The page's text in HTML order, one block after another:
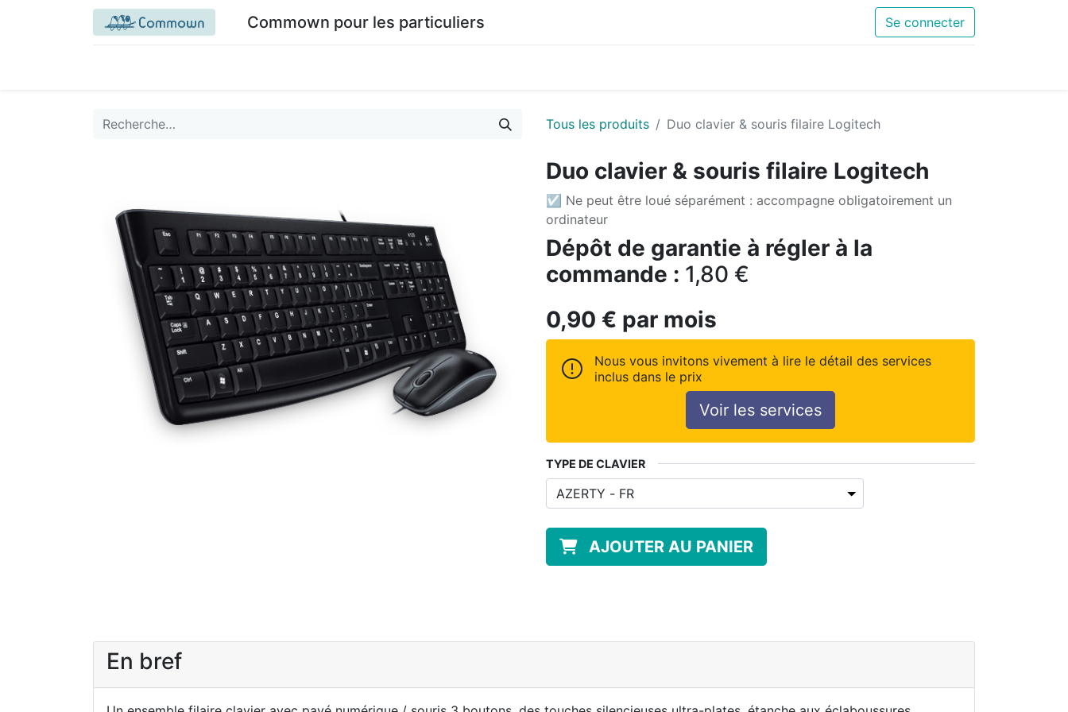
Commown pour les particuliers Se connecter
Tous les produits Duo clavier & souris filaire Logitech
Duo clavier & souris filaire Logitech
☑ Ne peut être loué séparément : accompagne obligatoirement un
ordinateur
Dépôt de garantie à régler à la
commande : 1,80 €
0,90 € par mois
Nous vous invitons vivement à lire le détail des services
inclus dans le prix
Voir les services
TYPE DE CLAVIER
AJOUTER AU PANIER
En bref